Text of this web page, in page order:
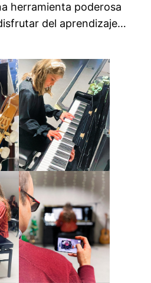
herramienta poderosa
del aprendizaje…